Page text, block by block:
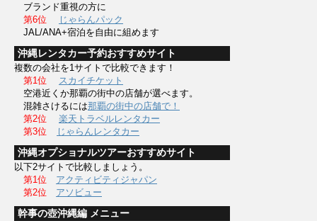
ブランド重視の方に
第6位
じゃらんパック
JAL/ANA+宿泊を自由に組めます
沖縄レンタカー予約おすすめサイト
複数の会社を1サイトで比較できます！
第1位
スカイチケット
空港近くか那覇の街中の店舗が選べます。
混雑さけるには那覇の街中の店舗で！
第2位
楽天トラベルレンタカー
第3位
じゃらんレンタカー
沖縄オプショナルツアーおすすめサイト
以下2サイトで比較しましょう。
第1位
アクティビティジャパン
第2位
アソビュー
幹事の壺沖縄編 メニュー